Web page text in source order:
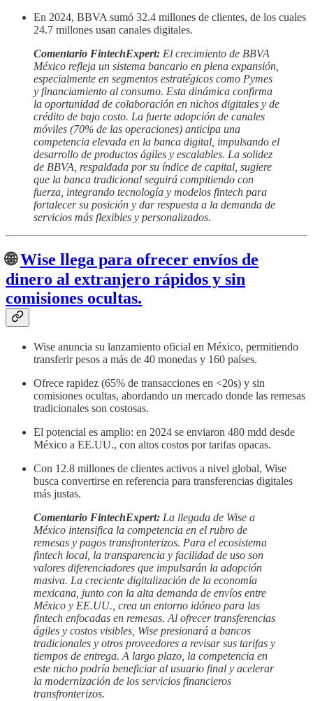
En 2024, BBVA sumó 32.4 millones de clientes, de los cuales
24.7 millones usan canales digitales.
Comentario FintechExpert: El crecimiento de BBVA
México refleja un sistema bancario en plena expansión,
especialmente en segmentos estratégicos como Pymes
y financiamiento al consumo. Esta dinámica confirma
la oportunidad de colaboración en nichos digitales y de
crédito de bajo costo. La fuerte adopción de canales
móviles (70% de las operaciones) anticipa una
competencia elevada en la banca digital, impulsando el
desarrollo de productos ágiles y escalables. La solidez
de BBVA, respaldada por su índice de capital, sugiere
que la banca tradicional seguirá compitiendo con
fuerza, integrando tecnología y modelos fintech para
fortalecer su posición y dar respuesta a la demanda de
servicios más flexibles y personalizados.
🌐Wise llega para ofrecer envíos de
dinero al extranjero rápidos y sin
comisiones ocultas.
Wise anuncia su lanzamiento oficial en México, permitiendo
transferir pesos a más de 40 monedas y 160 países.
Ofrece rapidez (65% de transacciones en <20s) y sin
comisiones ocultas, abordando un mercado donde las remesas
tradicionales son costosas.
El potencial es amplio: en 2024 se enviaron 480 mdd desde
México a EE.UU., con altos costos por tarifas opacas.
Con 12.8 millones de clientes activos a nivel global, Wise
busca convertirse en referencia para transferencias digitales
más justas.
Comentario FintechExpert: La llegada de Wise a
México intensifica la competencia en el rubro de
remesas y pagos transfronterizos. Para el ecosistema
fintech local, la transparencia y facilidad de uso son
valores diferenciadores que impulsarán la adopción
masiva. La creciente digitalización de la economía
mexicana, junto con la alta demanda de envíos entre
México y EE.UU., crea un entorno idóneo para las
fintech enfocadas en remesas. Al ofrecer transferencias
ágiles y costos visibles, Wise presionará a bancos
tradicionales y otros proveedores a revisar sus tarifas y
tiempos de entrega. A largo plazo, la competencia en
este nicho podría beneficiar al usuario final y acelerar
la modernización de los servicios financieros
transfronterizos.